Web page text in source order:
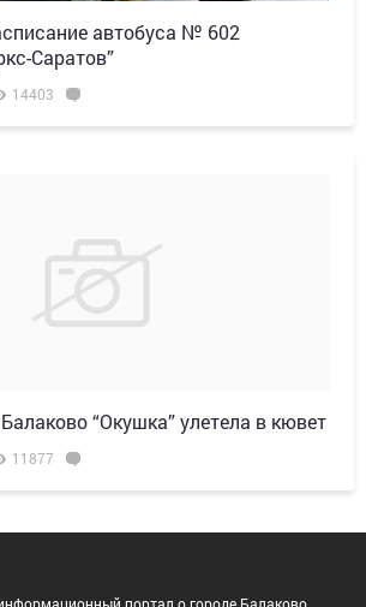
автобуса № 602
Саратов”
14403
“Окушка” улетела в кювет
11877